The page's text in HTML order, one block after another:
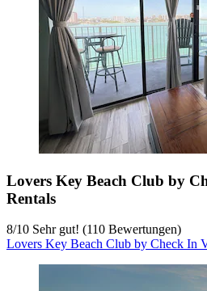
Lovers Key Beach Club by
Rentals
8/10 Sehr gut! (110 Bewertungen)
Lovers Key Beach Club by Check In